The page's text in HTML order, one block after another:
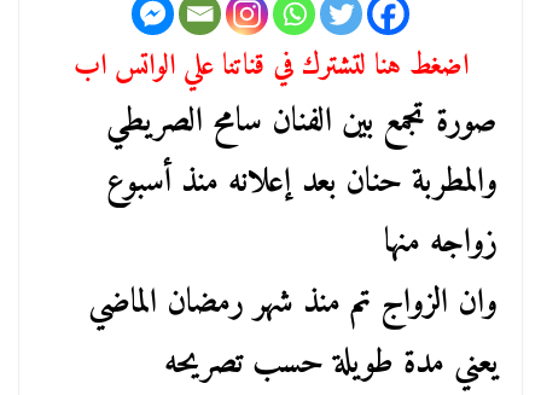
اضغط هنا لتشترك في قناتنا علي الواتس اب
صورة تجمع بين الفنان سامح الصريطي
والمطربة حنان بعد إعلانه منذ أسبوع
زواجه منها
وان الزواج تم منذ شهر رمضان الماضي
يعني مدة طويلة حسب تصريحه